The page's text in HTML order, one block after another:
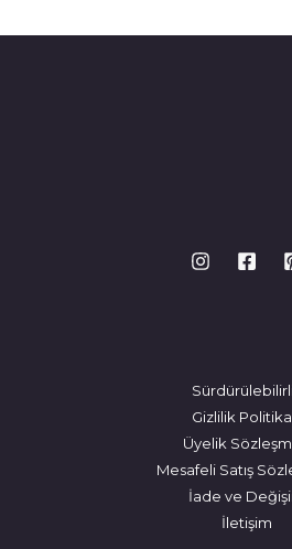
Gizlilik
Üyelik
Mesafeli Satış
İade ve
İletişim